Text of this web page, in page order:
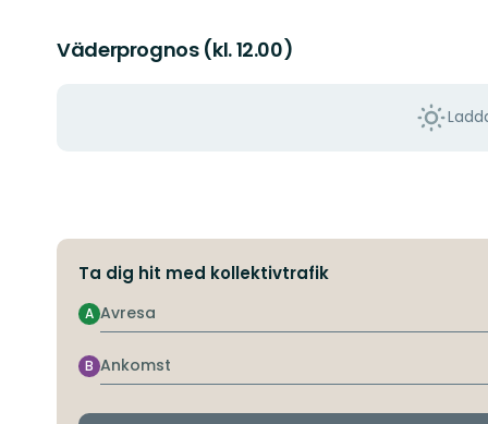
Väderprognos (kl. 12.00)
Ta dig hit med kollektivtrafik
Avresa
A
Ankomst
B